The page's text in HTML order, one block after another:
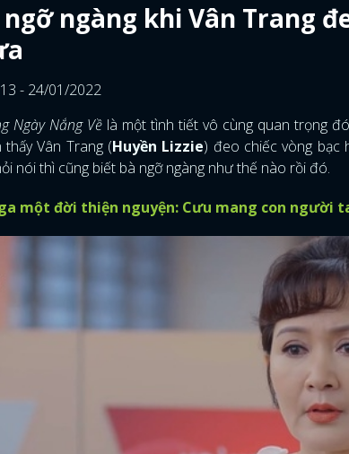
ngàng khi Vân Trang
- 24/01/2022
Ngày Nắng Vềlà một tình tiết vô cùng quan trọng
thấy Vân Trang (Huyền Lizzie) đeo chiếc vòng bạc
nói thì cũng biết bà ngỡ ngàng như thế nào rồi đó.
một đời thiện nguyện: Cưu mang con người